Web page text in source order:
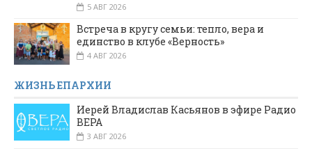
5 АВГ 2026
Встреча в кругу семьи: тепло, вера и
единство в клубе «Верность»
4 АВГ 2026
ЖИЗНЬ ЕПАРХИИ
Иерей Владислав Касьянов в эфире Радио
ВЕРА
3 АВГ 2026